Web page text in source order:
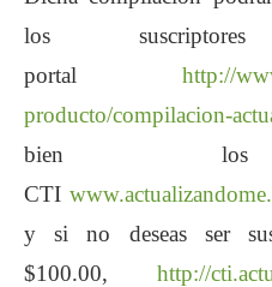
los
portal http://
producto/compilacion-
bien los
CTI
y si no deseas ser
$100.00, http://